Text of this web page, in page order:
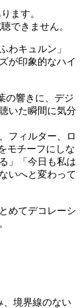
ます。
できません。
わキュルン」
が印象的なハイ
の響きに、デジ
いた瞬間に気分
フィルター、ロ
モチーフにしな
」「今日も私は
いへと変わって
めてデコレーシ
、境界線のない